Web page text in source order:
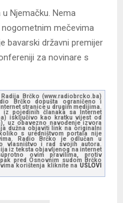
Njemačku. Nema
mečevima
bavarski državni premijer
za novinare s
Brčko (www.radiobrcko.ba)
Brčko dopušta ograničeno i
stranice u drugim medijima.
pojedinih članaka sa Internet
isključivo kao kratku vijest od
uz obavezno navođenje izvora
dužna objaviti link na originalni
s uredništvom portala nije
Radio Brčko je odlučan u
vlasništvo i rad svojih autora.
iz teksta objavljenog na internet
ovim pravilima, protiv
pred Osnovnim sudom Brčko
korištenja kliknite na USLOVI